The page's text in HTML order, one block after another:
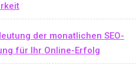
der monatlichen SEO-
für Ihr Online-Erfolg